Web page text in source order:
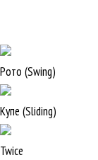
Рото (Swing)
Купе (Sliding)
Twice